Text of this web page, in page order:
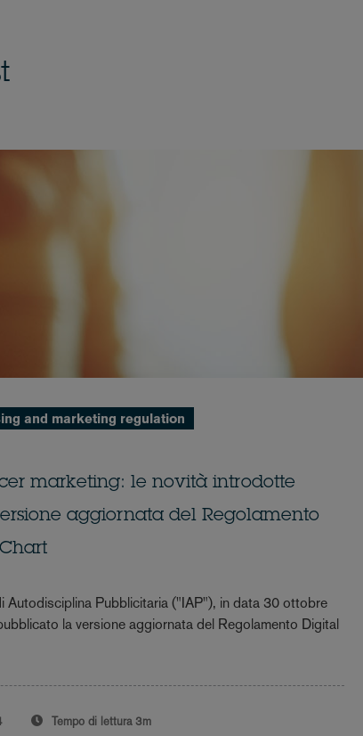
and marketing regulation
marketing: le novità introdotte
aggiornata del Regolamento
Autodisciplina Pubblicitaria ("IAP"), in data 30 ottobre
la versione aggiornata del Regolamento Digital
Tempo di lettura 3m